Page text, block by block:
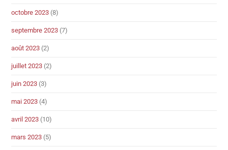
octobre 2023 (8)
septembre 2023 (7)
août 2023 (2)
juillet 2023 (2)
juin 2023 (3)
mai 2023 (4)
avril 2023 (10)
mars 2023 (5)